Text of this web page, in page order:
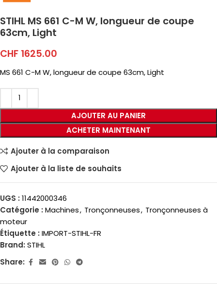
STIHL MS 661 C-M W, longueur de coupe
63cm, Light
CHF 1625.00
MS 661 C-M W, longueur de coupe 63cm, Light
AJOUTER AU PANIER
ACHETER MAINTENANT
Ajouter à la comparaison
Ajouter à la liste de souhaits
UGS : 11442000346
Catégorie : Machines, Tronçonneuses, Tronçonneuses à
moteur
Étiquette : IMPORT-STIHL-FR
Brand: STIHL
Share: